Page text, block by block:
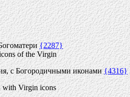
{2287}
of the Virgin
с Богородичными иконами{4316}
with Virgin icons